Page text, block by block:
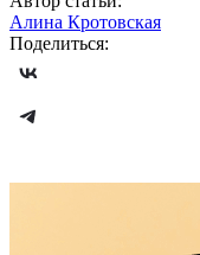
Алина Кротовская
Поделиться: